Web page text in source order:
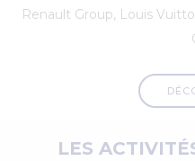
Renault Group, Louis
LES